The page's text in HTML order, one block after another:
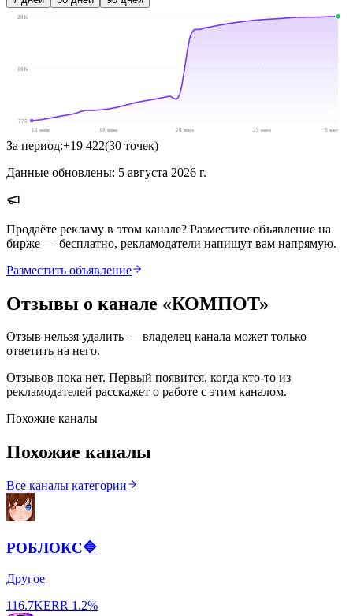
20K
10K
775
12 июн
19 июн 20 июл 29 июл 5 авг
За период:+19 422(30 точек)
Данные обновлены: 5 августа 2026 г.
Продаёте рекламу в этом канале? Разместите объявление на
бирже — бесплатно, рекламодатели напишут вам напрямую.
Разместить объявление
Отзывы о канале «КОМПОТ»
Отзыв нельзя удалить — владелец канала может только
ответить на него.
Отзывов пока нет. Первый появится, когда кто-то из
рекламодателей расскажет о работе с этим каналом.
Похожие каналы
Похожие каналы
Все каналы категории
РОБЛОКС🔷
Другое
116.7KERR 1.2%